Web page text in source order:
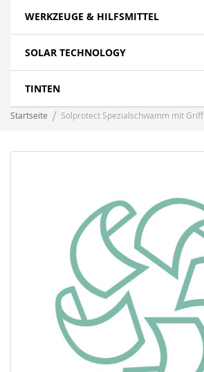
WERKZEUGE & HILFSMITTEL
SOLAR TECHNOLOGY
TINTEN
Startseite Solprotect Spezialschwamm mit Griff